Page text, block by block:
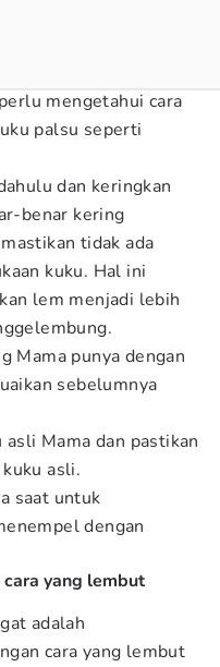
mengetahui cara
palsu seperti
dan keringkan
benar kering
tidak ada
kuku. Hal ini
lem menjadi lebih
Mama punya dengan
sebelumnya
Mama dan pastikan
asli.
saat untuk
dengan
yang lembut
adalah
cara yang lembut